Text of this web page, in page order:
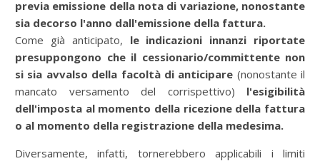
previa emissione della nota di variazione, nonostante
sia decorso l'anno dall'emissione della fattura.
Come già anticipato, le indicazioni innanzi riportate
presuppongono che il cessionario/committente non
si sia avvalso della facoltà di anticipare (nonostante il
mancato versamento del corrispettivo) l'esigibilità
dell'imposta al momento della ricezione della fattura
o al momento della registrazione della medesima.
Diversamente, infatti, tornerebbero applicabili i limiti